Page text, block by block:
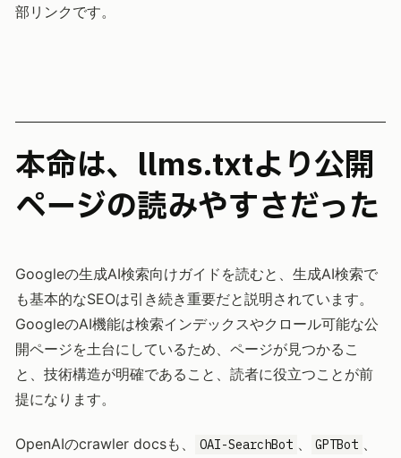
部リンクです。
本命は、llms.txtより公開
ページの読みやすさだった
Googleの生成AI検索向けガイドを読むと、生成AI検索で
も基本的なSEOは引き続き重要だと説明されています。
GoogleのAI機能は検索インデックスやクロール可能な公
開ページを土台にしているため、ページが見つかるこ
と、技術構造が明確であること、読者に役立つことが前
提になります。
OpenAIのcrawler docsも、 OAI-SearchBot GPTBot